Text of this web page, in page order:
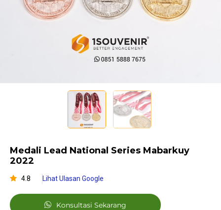
Medali Lead National Series Mabarkuy
2022
4.8 Lihat Ulasan Google
Konsultasi Sekarang